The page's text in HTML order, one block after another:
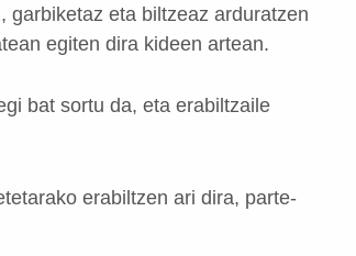
garbiketaz eta biltzeaz arduratzen
egiten dira kideen artean.
bat sortu da, eta erabiltzaile
erabiltzen ari dira, parte-